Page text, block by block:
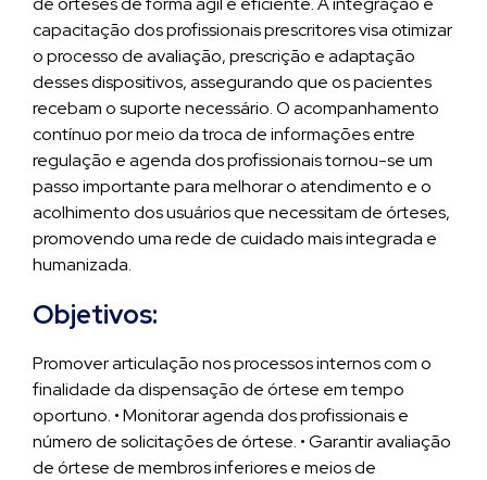
capacitação dos profissionais prescritores visa otimizar
o processo de avaliação, prescrição e adaptação
desses dispositivos, assegurando que os pacientes
recebam o suporte necessário. O acompanhamento
contínuo por meio da troca de informações entre
regulação e agenda dos profissionais tornou-se um
passo importante para melhorar o atendimento e o
acolhimento dos usuários que necessitam de órteses,
promovendo uma rede de cuidado mais integrada e
humanizada.
Objetivos:
Promover articulação nos processos internos com o
finalidade da dispensação de órtese em tempo
oportuno. • Monitorar agenda dos profissionais e
número de solicitações de órtese. • Garantir avaliação
de órtese de membros inferiores e meios de